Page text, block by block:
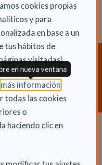
cookies propias
y para
en base a un
tus hábitos de
visitadas).
más información
todas las cookies
o
haciendo clic en
en nueva ventana
sobre